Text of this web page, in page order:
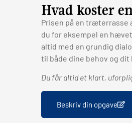
Hvad koster
Prisen på en træterrasse
du for eksempel en
altid med en grundig
til både dine behov og dit
Du får altid et klart,
Beskriv din opgave